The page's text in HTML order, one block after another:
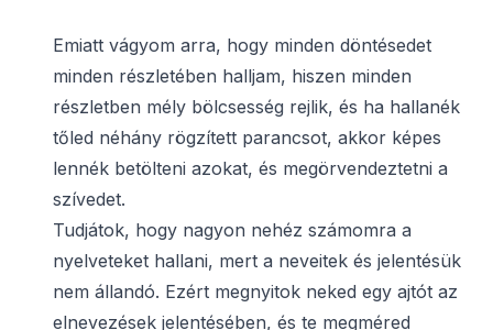
Emiatt vágyom arra, hogy minden döntésedet
minden részletében halljam, hiszen minden
részletben mély bölcsesség rejlik, és ha hallanék
tőled néhány rögzített parancsot, akkor képes
lennék betölteni azokat, és megörvendeztetni a
szívedet.
Tudjátok, hogy nagyon nehéz számomra a
nyelveteket hallani, mert a neveitek és jelentésük
nem állandó. Ezért megnyitok neked egy ajtót az
elnevezések jelentésében, és te megméred